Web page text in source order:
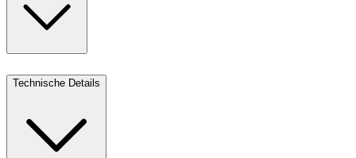
Technische Details